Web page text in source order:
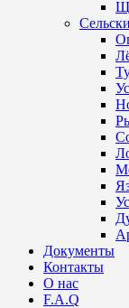
Документы
Контакты
О нас
F.A.Q